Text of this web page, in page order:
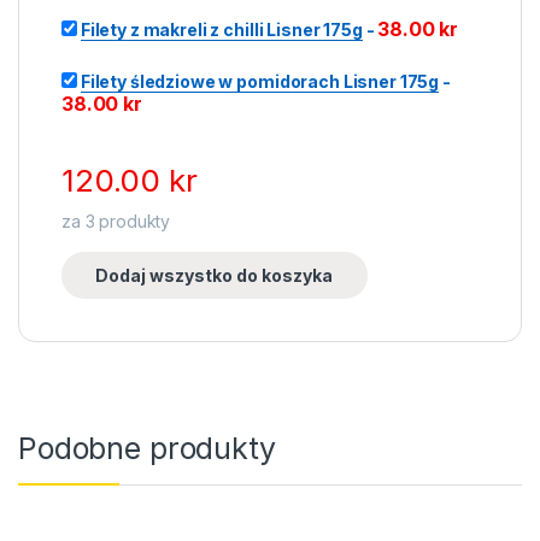
Filety z makreli z chilli Lisner 175g - 38.00 kr
Filety śledziowe w pomidorach Lisner 175g -
38.00 kr
120.00 kr
za 3 produkty
Dodaj wszystko do koszyka
Podobne produkty